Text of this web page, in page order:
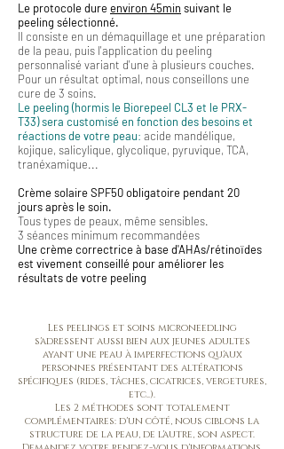
Le protocole dureenviron 45min suivant le
peeling sélectionné.
Il consiste en un démaquillage et une préparation
de la peau, puis l'application du peeling
personnalisé variant d'une à plusieurs couches.
Pour un résultat optimal, nous conseillons une
cure de 3 soins.
Le peeling (hormis le Biorepeel CL3 et le PRX-
T33) sera customisé en fonction des besoins et
réactions de votre peau: acide mandélique,
kojique, salicylique, glycolique, pyruvique, TCA,
tranéxamique...
Crème solaire SPF50 obligatoire pendant 20
jours après le soin.
Tous types de peaux, même sensibles.
3 séances minimum recommandées
Une crème correctrice à base d'AHAs/rétinoïdes
est vivement conseillé pour améliorer les
résultats de votre peeling
Les peelings et soins microneedling
s'adressent aussi bien aux jeunes adultes
ayant une peau à imperfections qu'aux
personnes présentant des altérations
spécifiques (rides, tâches, cicatrices, vergetures,
etc..).
Les 2 méthodes sont totalement
complémentaires: d'un côté, nous ciblons la
structure de la peau, de l'autre, son aspect.